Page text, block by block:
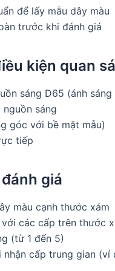
để lấy mẫu dây màu
trước khi đánh giá
kiện quan
sáng D65 (ánh
sáng
góc với bề mặt mẫu)
tiếp
giá
màu cạnh thước xám
các cấp trên thước
(từ 1 đến 5)
nhận cấp trung gian (ví